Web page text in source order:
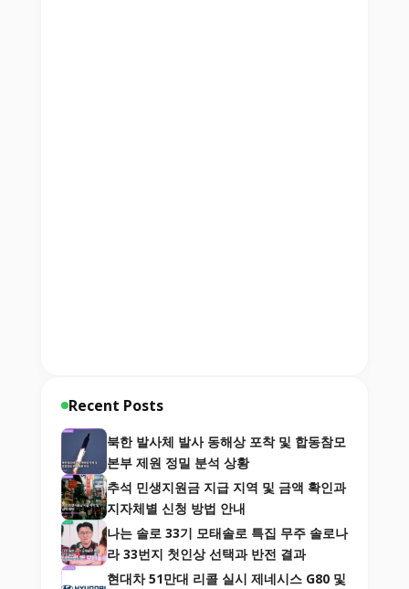
Recent Posts
북한 발사체 발사 동해상 포착 및 합동참모
본부 제원 정밀 분석 상황
추석 민생지원금 지급 지역 및 금액 확인과
지자체별 신청 방법 안내
나는 솔로 33기 모태솔로 특집 무주 솔로나
라 33번지 첫인상 선택과 반전 결과
현대차 51만대 리콜 실시 제네시스 G80 및